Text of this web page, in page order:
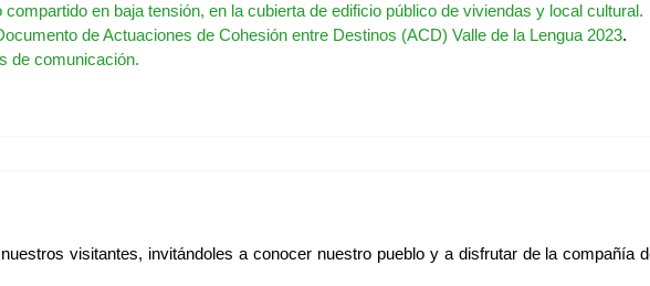
en baja tensión, en la cubierta de edificio público de viviendas y local cultural.
de Actuaciones de Cohesión entre Destinos (ACD) Valle de la Lengua 2023.
de comunicación.
visitantes, invitándoles a conocer nuestro pueblo y a disfrutar de la compañía